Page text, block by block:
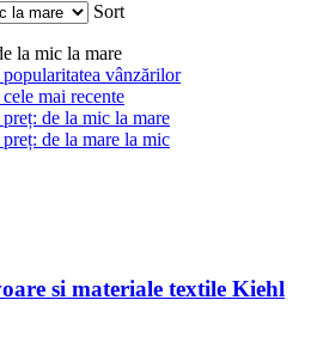
Sort
la mic la mare
popularitatea vânzărilor
mai recente
preț: de la mic la mare
preț: de la mare la mic
si materiale textile Kiehl